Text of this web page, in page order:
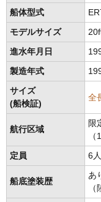
船体型式
モデルサイズ
進水年月日
製造年式
サイズ
(船検証)
全
航行区域
限
（
定員 6人
船底塗装歴
あ